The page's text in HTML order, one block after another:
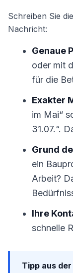
Schreiben Sie
Nachricht:
Genaue
oder mit
für die
Exakter
im Mai“
31.07.“.
Grund
ein
Arbeit?
Ihre
schnelle
Tipp aus